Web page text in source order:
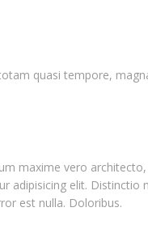
quasi tempore,
maxime vero
adipisicing elit.
est nulla. Doloribus.